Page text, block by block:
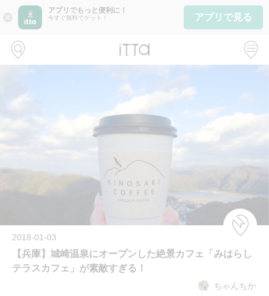
close
アプリでもっと便利に！
今すぐ無料でゲット！ アプリで見る
2018-01-03
【兵庫】城崎温泉にオープンした絶景カフェ「みはらし
テラスカフェ」が素敵すぎる！
ちゃんちか